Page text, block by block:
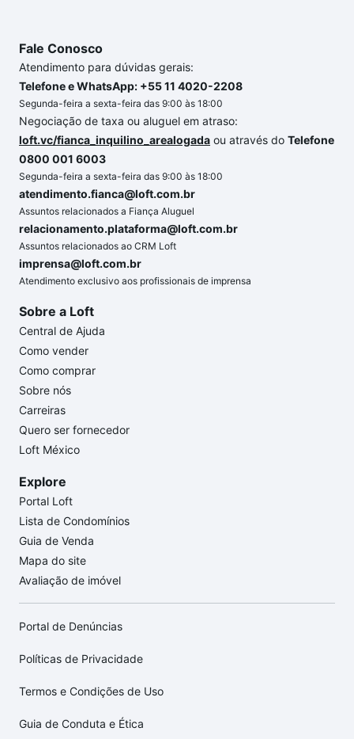
Fale Conosco
Atendimento para dúvidas gerais:
Telefone e WhatsApp: +55 11 4020-2208
Segunda-feira a sexta-feira das 9:00 às 18:00
Negociação de taxa ou aluguel em atraso:
loft.vc/fianca_inquilino_arealogada ou através do Telefone
0800 001 6003
Segunda-feira a sexta-feira das 9:00 às 18:00
atendimento.fianca@loft.com.br
Assuntos relacionados a Fiança Aluguel
relacionamento.plataforma@loft.com.br
Assuntos relacionados ao CRM Loft
imprensa@loft.com.br
Atendimento exclusivo aos profissionais de imprensa
Sobre a Loft
Central de Ajuda
Como vender
Como comprar
Sobre nós
Carreiras
Quero ser fornecedor
Loft México
Explore
Portal Loft
Lista de Condomínios
Guia de Venda
Mapa do site
Avaliação de imóvel
Portal de Denúncias
Políticas de Privacidade
Termos e Condições de Uso
Guia de Conduta e Ética